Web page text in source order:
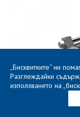
„Бисквитките“ ни
Разглеждайки
използването на